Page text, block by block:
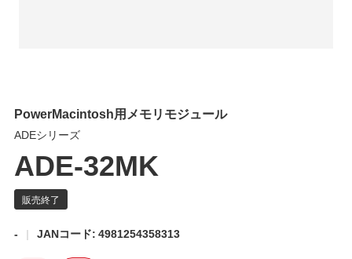
PowerMacintosh用メモリモジュール
ADEシリーズ
ADE-32MK
- JANコード: 4981254358313